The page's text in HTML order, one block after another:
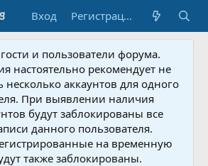
Вход Регистрация
и пользователи форума.
настоятельно рекомендует не
несколько аккаунтов для одного
При выявлении наличия
будут заблокированы все
данного пользователя.
на временную
также заблокированы.